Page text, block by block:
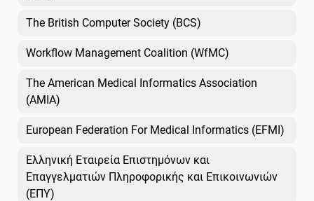
The British Computer Society (BCS)
Workflow Management Coalition (WfMC)
The American Medical Informatics Association
(AMIA)
European Federation For Medical Informatics (EFMI)
Ελληνική Εταιρεία Επιστημόνων και
Επαγγελματιών Πληροφορικής και Επικοινωνιών
(ΕΠΥ)